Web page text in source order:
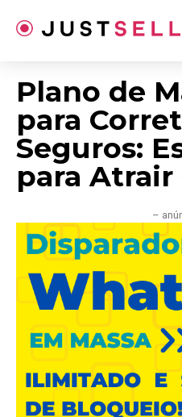
para
Plano de
para
Seguros:
para
–